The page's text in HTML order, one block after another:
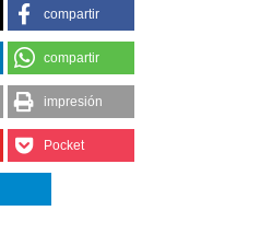
compartir
compartir
impresión
Pocket